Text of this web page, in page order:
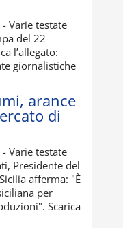
Varie testate
del 22
l’allegato:
giornalistiche
arance
di
Varie testate
Presidente del
afferma: "È
per
Scarica